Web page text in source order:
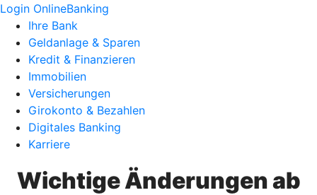
Login OnlineBanking
Ihre Bank
Geldanlage & Sparen
Kredit & Finanzieren
Immobilien
Versicherungen
Girokonto & Bezahlen
Digitales Banking
Karriere
Wichtige Änderungen ab